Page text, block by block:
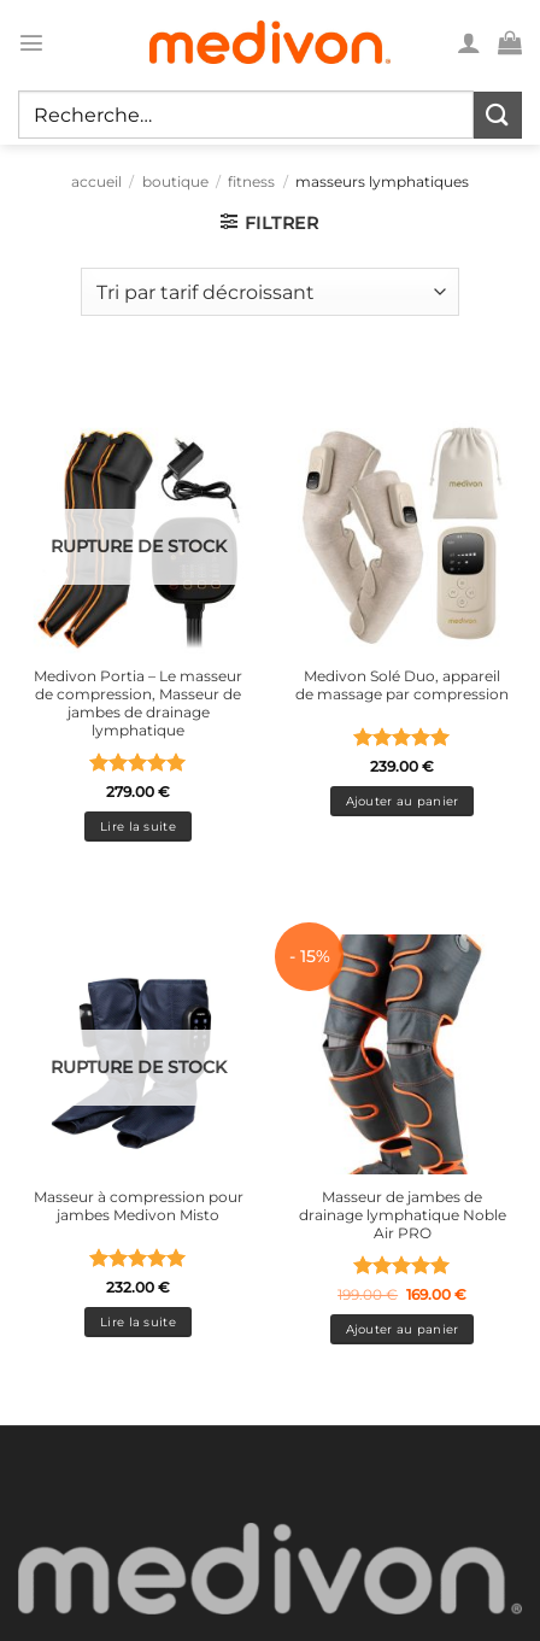
Recherche
accueil / boutique / fitness / masseurs lymphatiques
FILTRER
RUPTURE DE STOCK
Medivon Portia – Le masseur
de compression, Masseur de
jambes de drainage
lymphatique
Note5sur
5
279.00 €
Lire la suite
Medivon Solé Duo, appareil
de massage par compression
Note5sur
5
239.00 €
Ajouter au panier
RUPTURE DE STOCK
Masseur à compression pour
jambes Medivon Misto
Note5sur
5
232.00 €
Lire la suite
- 15%
Masseur de jambes de
drainage lymphatique Noble
Air PRO
Note 5sur
5
199.00€ Le
initial
était :
169.00 €Le
actuel
Ajouter au panier